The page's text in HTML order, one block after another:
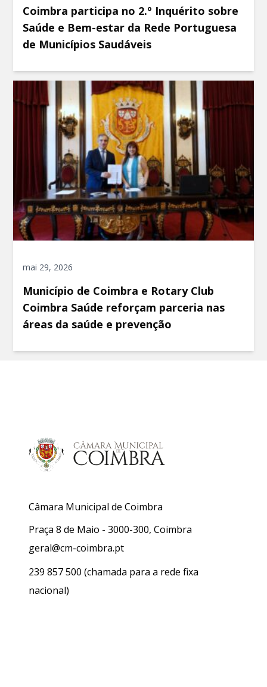
Coimbra participa no 2.º Inquérito sobre
Saúde e Bem-estar da Rede Portuguesa
de Municípios Saudáveis
mai 29, 2026
Município de Coimbra e Rotary Club
Coimbra Saúde reforçam parceria nas
áreas da saúde e prevenção
Câmara Municipal de Coimbra
Praça 8 de Maio - 3000-300, Coimbra
geral@cm-coimbra.pt
239 857 500 (chamada para a rede fixa
nacional)